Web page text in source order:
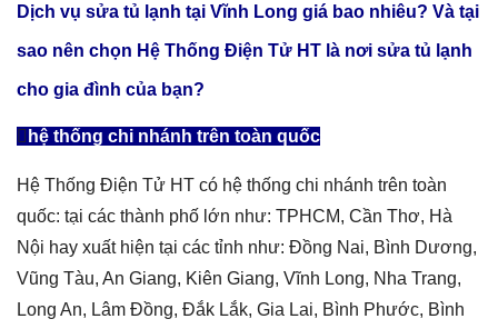
Dịch vụ sửa tủ lạnh tại Vĩnh Long giá bao nhiêu? Và tại
sao nên chọn Hệ Thống Điện Tử HT là nơi sửa tủ lạnh
cho gia đình của bạn?
hệ thống chi nhánh trên toàn quốc
Hệ Thống Điện Tử HT có hệ thống chi nhánh trên toàn
quốc: tại các thành phố lớn như: TPHCM, Cần Thơ, Hà
Nội hay xuất hiện tại các tỉnh như: Đồng Nai, Bình Dương,
Vũng Tàu, An Giang, Kiên Giang, Vĩnh Long, Nha Trang,
Long An, Lâm Đồng, Đắk Lắk, Gia Lai, Bình Phước, Bình